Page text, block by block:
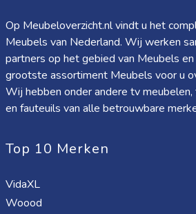
Op Meubeloverzicht.nl vindt u het
Meubels van Nederland. Wij werken
partners op het gebied van Meubels
grootste assortiment Meubels voor u
Wij hebben onder andere tv
en fauteuils van alle betrouwbare
Top 10 Merken
VidaXL
Woood